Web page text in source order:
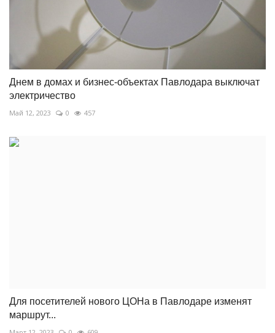
Днем в домах и бизнес-объектах Павлодара выключат
электричество
Май 12, 2023 0 457
Для посетителей нового ЦОНа в Павлодаре изменят
маршрут...